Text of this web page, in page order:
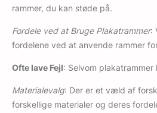
rammer, du kan støde på.
Fordele ved at Bruge Plakatrammer:
fordelene ved at anvende rammer
Ofte lave Fejl: Selvom
Materialevalg: Der er et væld af
forskellige materialer og deres